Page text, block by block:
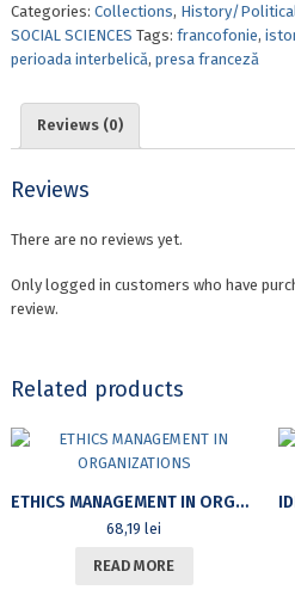
Categories: Collections, History/
SOCIAL SCIENCES Tags: francofonie,
perioada interbelică, presa franceză
Reviews (0)
Reviews
There are no reviews yet.
Only logged in customers who have
review.
Related products
ETHICS MANAGEMENT IN ORGANIZATIONS
68,19lei
READ MORE